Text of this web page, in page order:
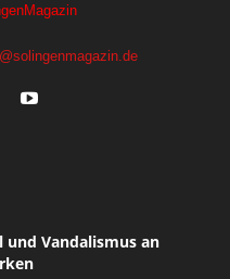
und Vandalismus an